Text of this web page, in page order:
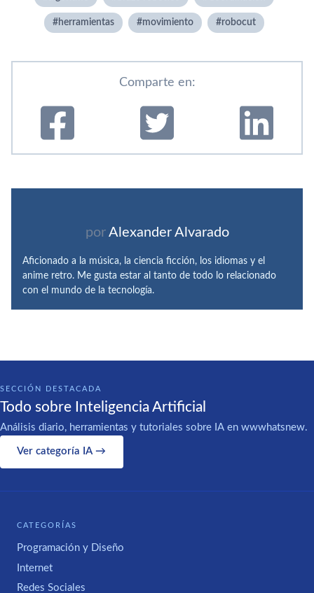
herramientas movimiento robocut
Comparte en:
por Alexander Alvarado
Aficionado a la música, la ciencia ficción, los idiomas y el
anime retro. Me gusta estar al tanto de todo lo relacionado
con el mundo de la tecnología.
SECCIÓN DESTACADA
Todo sobre Inteligencia Artificial
Análisis diario, herramientas y tutoriales sobre IA en wwwhatsnew.
Ver categoría IA →
CATEGORÍAS
Programación y Diseño
Internet
Redes Sociales